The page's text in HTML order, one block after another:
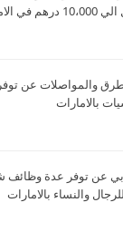
الامارات
والمواصلات عن
بالامارات
عن توفر عدة وظائف
والنساء بالامارات